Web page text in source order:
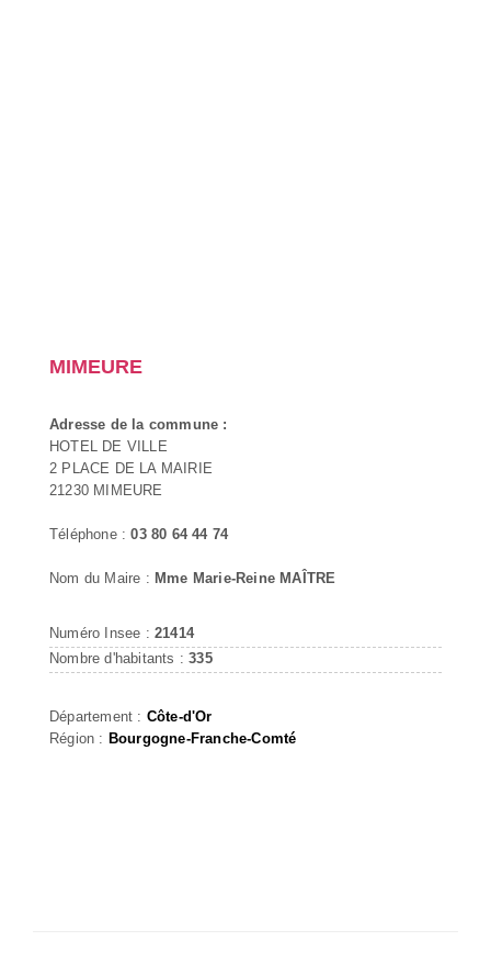
MIMEURE
Adresse de la commune :
HOTEL DE VILLE
2 PLACE DE LA MAIRIE
21230 MIMEURE
Téléphone :03 80 64 44 74
Nom du Maire : Mme Marie-Reine MAÎTRE
Numéro Insee : 21414
Nombre d'habitants :335
Département : Côte-d'Or
Région : Bourgogne-Franche-Comté